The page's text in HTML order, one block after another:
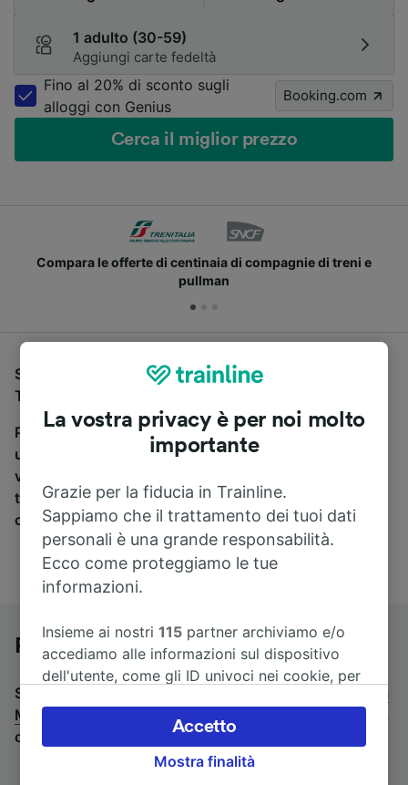
1 adulto (30-59)
Aggiungi carte fedeltà
Fino al 20% di sconto sugli
alloggi con Genius
Booking.com
Cerca il miglior prezzo
Compara le offerte di centinaia di compagnie di treni e
pullman
Se stai cercando un pullman per viaggiare da Roma
Termini a Milano, sei nel posto giusto.
Per trovare i biglietti dei pullman, è sufficiente avviare
una ricerca in alto, e compareremo i tempi e i costi del
viaggio in treno e in pullman. Con Trainline puoi
trovare i biglietti per viaggiare con oltre 170
compagnie ferroviarie e dei pullman.
Pullman da Roma Termini a Milano
Stai cercando un viaggio di ritorno? Vai su
Milano a Roma Termini
Se preferisci prendere il treno,
consulta la pagina
treni da Roma Termini a Milano
La vostra privacy è per noi molto
importante
Grazie per la fiducia in Trainline.
Sappiamo che il trattamento dei tuoi dati
personali è una grande responsabilità.
Ecco come proteggiamo le tue
informazioni.
Insieme ai nostri115 partner archiviamo e/o
accediamo alle informazioni sul dispositivo
dell'utente, come gli ID univoci nei cookie, per
accettare o gestire le proprie scelte facendo
clic di seguito, tra cui il proprio diritto di
opporsi sulla base di un interesse legittimo o
Mostra finalità
Accetto